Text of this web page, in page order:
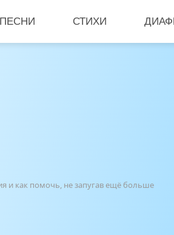
ПЕСНИ СТИХИ
и как помочь, не запугав ещё больше